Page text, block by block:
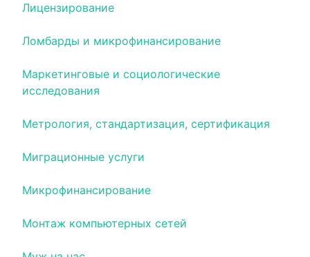
Лицензирование
Ломбарды и микрофинансирование
Маркетинговые и социологические
исследования
Метрология, стандартизация, сертификация
Миграционные услуги
Микрофинансирование
Монтаж компьютерных сетей